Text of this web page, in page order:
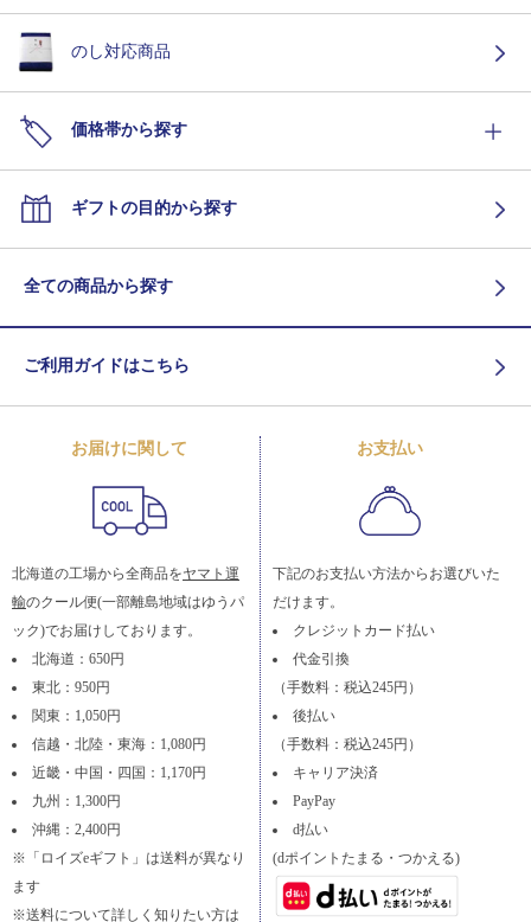
のし対応商品
価格帯から探す
ギフトの目的から探す
全ての商品から探す
ご利用ガイドはこちら
お届けに関して
北海道の工場から全商品をヤマト運
輸のクール便(一部離島地域はゆうパ
ック)でお届けしております。
北海道：650円
東北：950円
関東：1,050円
信越・北陸・東海：1,080円
近畿・中国・四国：1,170円
九州：1,300円
沖縄：2,400円
※「ロイズeギフト」は送料が異なり
ます
※送料について詳しく知りたい方は
お支払い
下記のお支払い方法からお選びいた
だけます。
クレジットカード払い
代金引換
（手数料：税込245円）
後払い
（手数料：税込245円）
キャリア決済
PayPay
d払い
(dポイントたまる・つかえる)